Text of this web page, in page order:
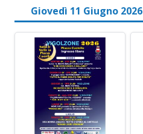
Giovedì 11 Giugno 2026